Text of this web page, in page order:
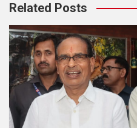
Related Posts